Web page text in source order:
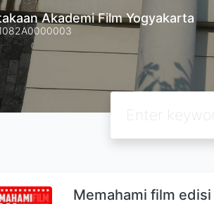
Akademi Film Yogyakarta
Memahami film edisi